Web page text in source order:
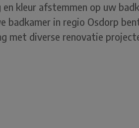
kleur afstemmen op uw
badkamer in regio Osdorp
met diverse renovatie